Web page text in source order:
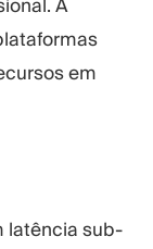
A
em
latência sub-